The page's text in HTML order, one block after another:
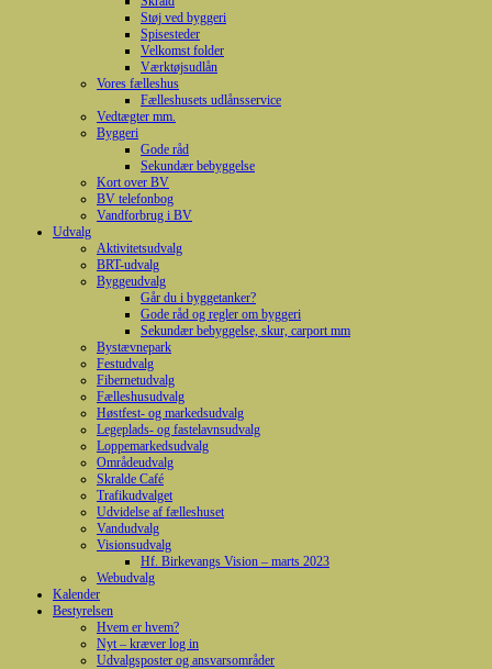
Støj ved byggeri
Spisesteder
Velkomst folder
Værktøjsudlån
Vores fælleshus
Fælleshusets udlånsservice
Vedtægter mm.
Byggeri
Gode råd
Sekundær bebyggelse
Kort over BV
BV telefonbog
Vandforbrug i BV
Udvalg
Aktivitetsudvalg
BRT-udvalg
Byggeudvalg
Går du i byggetanker?
Gode råd og regler om byggeri
Sekundær bebyggelse, skur, carport mm
Bystævnepark
Festudvalg
Fibernetudvalg
Fælleshusudvalg
Høstfest- og markedsudvalg
Legeplads- og fastelavnsudvalg
Loppemarkedsudvalg
Områdeudvalg
Skralde Café
Trafikudvalget
Udvidelse af fælleshuset
Vandudvalg
Visionsudvalg
Hf. Birkevangs Vision – marts 2023
Webudvalg
Kalender
Bestyrelsen
Hvem er hvem?
Nyt – kræver log in
Udvalgsposter og ansvarsområder